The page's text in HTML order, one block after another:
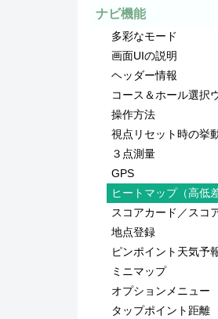
ナビ機能
多彩なモード
画面UIの説明
ヘッダー情報
コース＆ホール選択
操作方法
視点リセット時の挙
３点測量
GPS
ヒートマップ（高低
スコアカード／スコ
地点登録
ピンポイント天気予
ミニマップ
オプションメニュー
タップポイント距離